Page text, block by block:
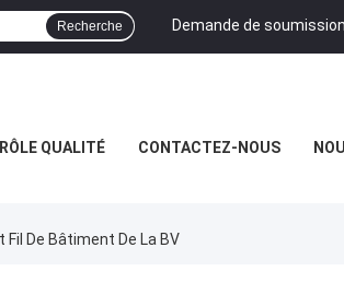
Demande de soumission
Recherche
QUALITÉ CONTACTEZ-NOUS
De Bâtiment De La BV